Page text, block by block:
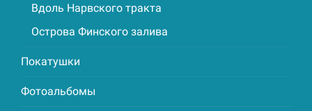
Вдоль Нарвского тракта
Острова Финского залива
Покатушки
Фотоальбомы